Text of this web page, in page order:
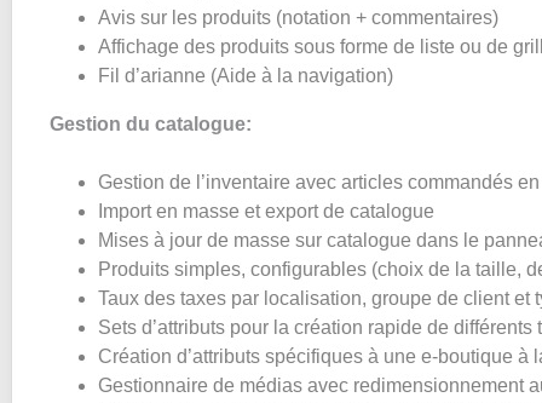
Avis sur les produits (notation + commentaires)
Affichage des produits sous forme de liste ou de
Fil d’arianne (Aide à la navigation)
Gestion du catalogue:
Gestion de l’inventaire avec articles commandés
Import en masse et export de catalogue
Mises à jour de masse sur catalogue dans le
Produits simples, configurables (choix de la taille,
Taux des taxes par localisation, groupe de client et
Sets d’attributs pour la création rapide de différents
Création d’attributs spécifiques à une e-boutique à
Gestionnaire de médias avec redimensionnement